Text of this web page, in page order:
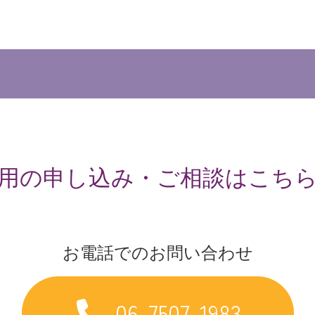
の申し込み・ご相談はこち
お電話でのお問い合わせ